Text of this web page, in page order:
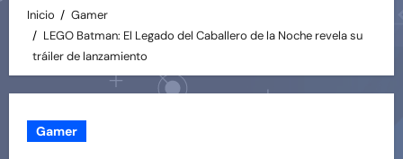
Inicio
Gamer
LEGO Batman: El Legado del Caballero de la Noche revela su
tráiler de lanzamiento
Gamer